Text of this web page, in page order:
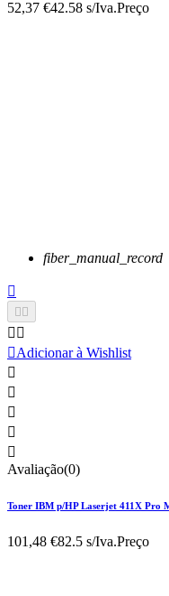
52,37 €42.58 s/Iva.Preço
fiber_manual_record


 
Adicionar à Wishlist





Avaliação(0)
Toner IBM p/HP Laserjet 411X Pro
101,48 €82.5 s/Iva.Preço